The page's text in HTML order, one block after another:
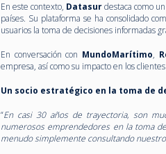
En este contexto, Datasurdestaca como
países. Su plataforma se ha consolidado
usuarios la toma de decisiones informadas
En conversación con MundoMarítimo,
empresa, así como su impacto en los
Un socio estratégico en la toma de
“En casi 30 años de trayectoria, son
numerosos emprendedores en la toma
menudo simplemente consultando